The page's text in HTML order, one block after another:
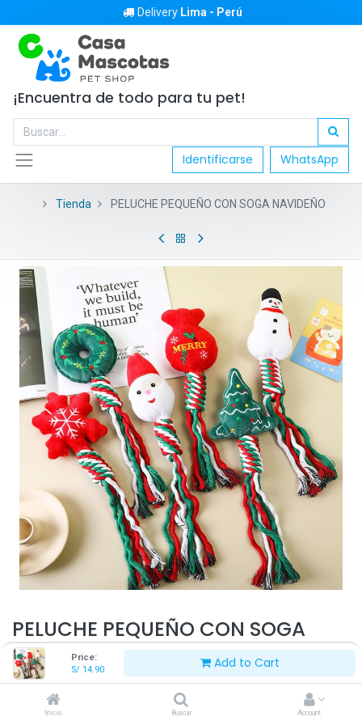
Price:
S/ 14.90 Add to Cart
Inicio Buscar Account
Delivery Lima - Perú
¡Encuentra de todo para tu pet!
Identificarse WhatsApp
Tienda PELUCHE PEQUEÑO CON SOGA NAVIDEÑO
PELUCHE PEQUEÑO CON SOGA
NAVIDEÑO
14.90